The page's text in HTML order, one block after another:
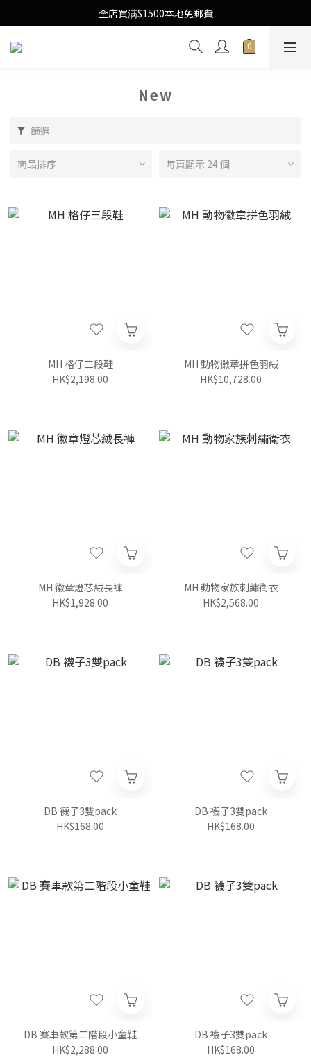
Free Local Shipping Upon $1500 purchase
全店買满$1500本地免郵費
Free Local Shipping Upon $1500 purchase
New
篩選
商品排序 每頁顯示 24 個
MH 格仔三段鞋
HK$2,198.00
MH 動物徽章拼色羽絨
HK$10,728.00
MH 徽章燈芯絨長褲
HK$1,928.00
MH 動物家族刺繡衛衣
HK$2,568.00
DB 襪子3雙pack
HK$168.00
DB 襪子3雙pack
HK$168.00
DB 賽車款第二階段小童鞋
HK$2,288.00
DB 襪子3雙pack
HK$168.00